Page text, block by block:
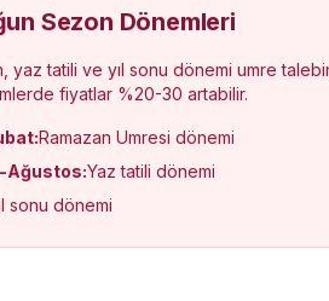
Sezon Dönemleri
yaz tatili ve yıl sonu dönemi umre
fiyatlar %20-30 artabilir.
Ramazan Umresi dönemi
Ağustos:Yaz tatili dönemi
sonu dönemi